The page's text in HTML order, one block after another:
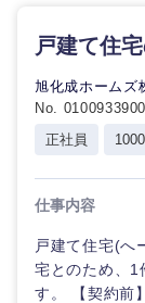
九州・
福岡県
長崎県
戸建て住
旭化成ホームズ
No.
正社員
仕事内容
戸建て住宅(へ
宅とのため、1
す。 【契約前